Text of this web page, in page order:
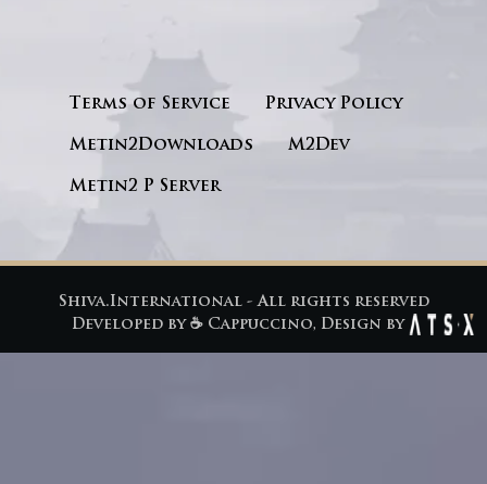
Terms of Service Privacy Policy
Metin2Downloads M2Dev
Metin2 P Server
Shiva.International - All rights reserved
Developed by ☕ Cappuccino, Design by